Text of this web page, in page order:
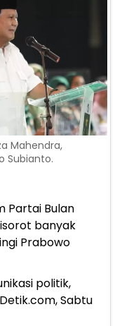
Mahendra,
Subianto.
Partai Bulan
banyak
Prabowo
politik,
Sabtu